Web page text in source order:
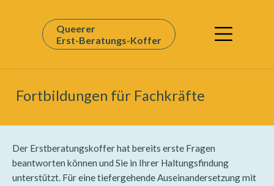
Queerer
Erst-Beratungs-Koffer
Fortbildungen für Fachkräfte
Der Erstberatungskoffer hat bereits erste Fragen
beantworten können und Sie in Ihrer Haltungsfindung
unterstützt. Für eine tiefergehende Auseinandersetzung mit